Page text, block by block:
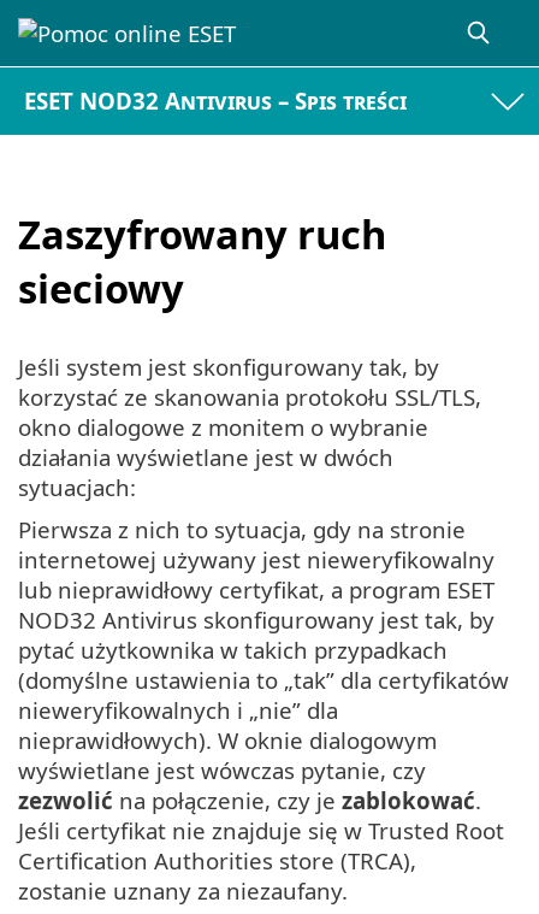
ESET NOD32 Antivirus – Spis treści
Zaszyfrowany ruch
sieciowy
Jeśli system jest skonfigurowany tak, by
korzystać ze skanowania protokołu SSL/TLS,
okno dialogowe z monitem o wybranie
działania wyświetlane jest w dwóch
sytuacjach:
Pierwsza z nich to sytuacja, gdy na stronie
internetowej używany jest nieweryfikowalny
lub nieprawidłowy certyfikat, a program ESET
NOD32 Antivirus skonfigurowany jest tak, by
pytać użytkownika w takich przypadkach
(domyślne ustawienia to „tak” dla certyfikatów
nieweryfikowalnych i „nie” dla
nieprawidłowych). W oknie dialogowym
wyświetlane jest wówczas pytanie, czy
zezwolić na połączenie, czy je zablokować.
Jeśli certyfikat nie znajduje się w Trusted Root
Certification Authorities store (TRCA),
zostanie uznany za niezaufany.